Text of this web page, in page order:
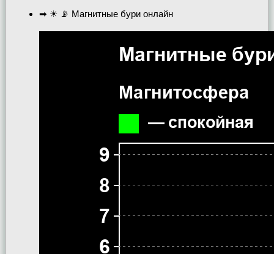
➡ ☀ 📡 Магнитные бури онлайн